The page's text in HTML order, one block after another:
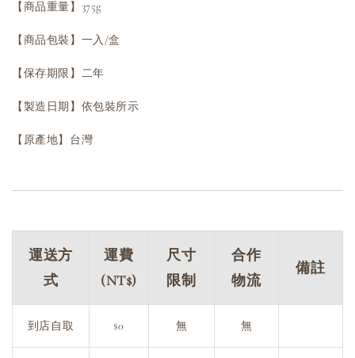
【商品重量】375g
【商品包裝】一入/盒
【保存期限】二年
【製造日期】依包裝所示
【原產地】台灣
運送方
式
運費
(NT$)
尺寸
限制
合作
物流
備註
到店自取 $0 無 無